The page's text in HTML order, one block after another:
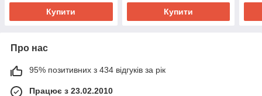
Купити Купити
Про нас
95% позитивних з 434 відгуків за рік
Працює з 23.02.2010